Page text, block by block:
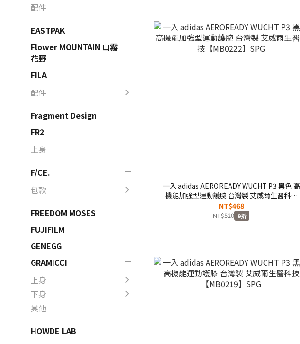
配件
EASTPAK
Flower MOUNTAIN 山霧
花野
FILA
配件
Fragment Design
FR2
上身
F/CE.
包款
FREEDOM MOSES
FUJIFILM
GENEGG
GRAMICCI
上身
下身
其他
HOWDE LAB
一入 adidas AEROREADY WUCHT P3 黑色 高
機能加強型運動護腕 台灣製 艾威爾生醫科技
【MB0222】SPG
NT$468
NT$520 9折